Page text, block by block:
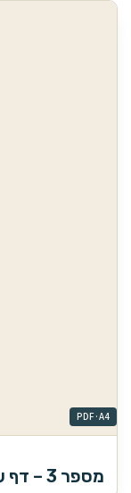
מספר 3 – דף עבודה בחשבון